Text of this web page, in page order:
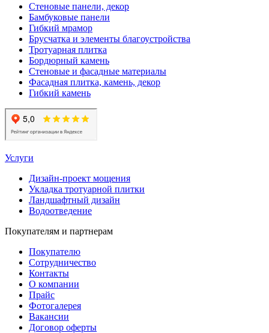
Стеновые панели, декор
Бамбуковые панели
Гибкий мрамор
Брусчатка и элементы благоустройства
Тротуарная плитка
Бордюрный камень
Стеновые и фасадные материалы
Фасадная плитка, камень, декор
Гибкий камень
Услуги
Дизайн-проект мощения
Укладка тротуарной плитки
Ландшафтный дизайн
Водоотведение
Покупателям и партнерам
Покупателю
Сотрудничество
Контакты
О компании
Прайс
Фотогалерея
Вакансии
Договор оферты